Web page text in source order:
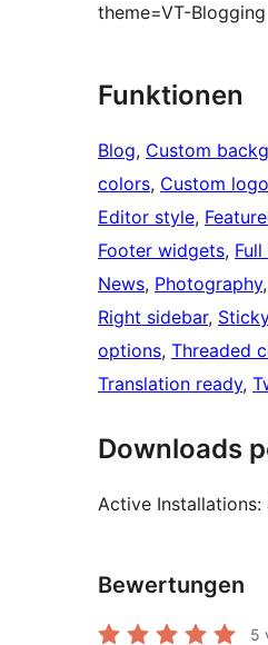
theme=VT-Blogging
Funktionen
Blog, Custom
colors, Custom logo
Editor style,
Footer widgets,
News, Photography,
Right sidebar,
options, Threaded
Translation ready,
Downloads
Active Installations:
Bewertungen
5